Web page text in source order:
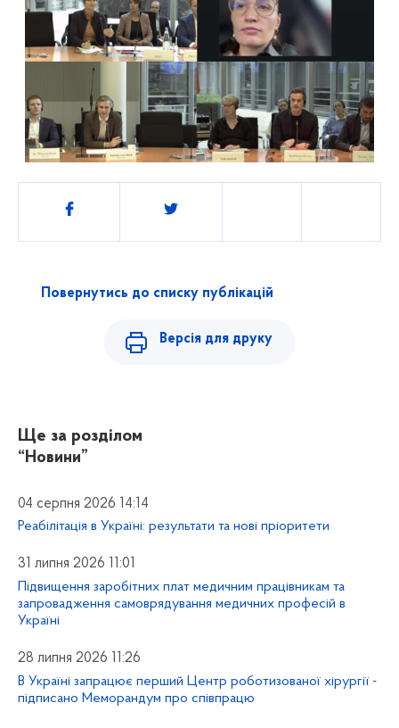
Поділитись
Повернутись до списку публікацій
Версія для друку
Ще за розділом
“Новини”
04 серпня 2026 14:14
Реабілітація в Україні: результати та нові пріоритети
31 липня 2026 11:01
Підвищення заробітних плат медичним працівникам та
запровадження самоврядування медичних професій в
Україні
28 липня 2026 11:26
В Україні запрацює перший Центр роботизованої хірургії -
підписано Меморандум про співпрацю